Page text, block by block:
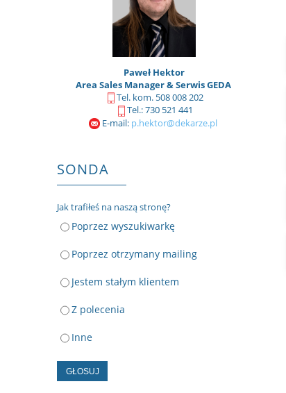
Paweł Hektor
Area Sales Manager & Serwis GEDA
Tel. kom. 508 008 202
Tel.: 730 521 441
E-mail: p.hektor@dekarze.pl
SONDA
Jak trafiłeś na naszą stronę?
Poprzez wyszukiwarkę
Poprzez otrzymany mailing
Jestem stałym klientem
Z polecenia
Inne
GŁOSUJ